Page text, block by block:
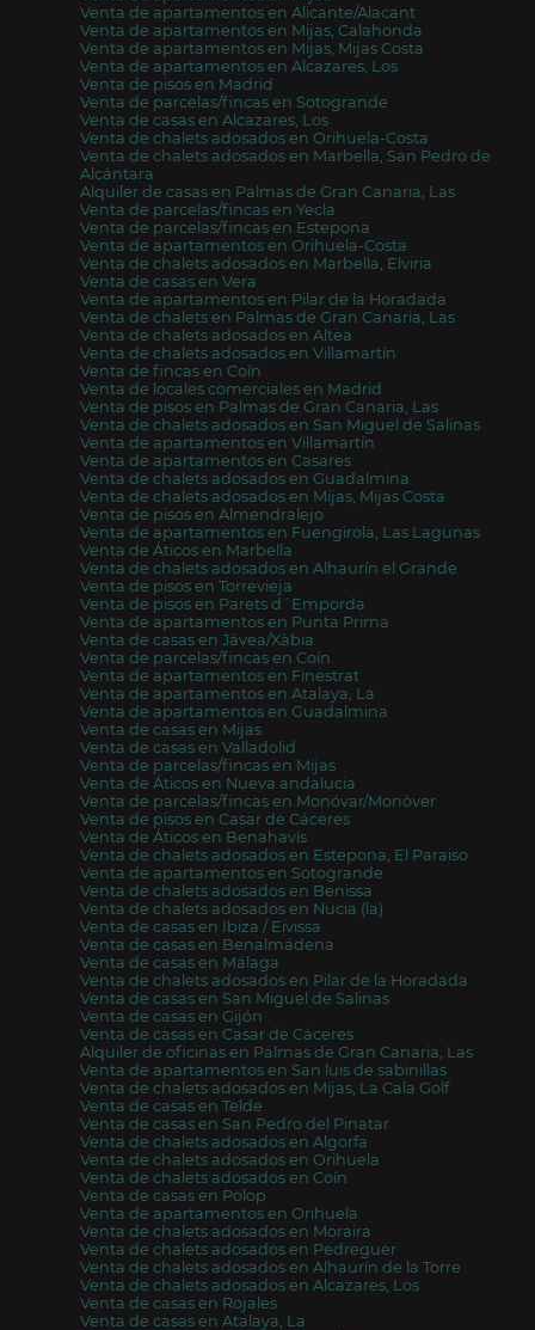
Venta de apartamentos en Alicante/Alacant
Venta de apartamentos en Mijas, Calahonda
Venta de apartamentos en Mijas, Mijas Costa
Venta de apartamentos en Alcazares, Los
Venta de pisos en Madrid
Venta de parcelas/fincas en Sotogrande
Venta de casas en Alcazares, Los
Venta de chalets adosados en Orihuela-Costa
Venta de chalets adosados en Marbella, San Pedro de
Alcántara
Alquiler de casas en Palmas de Gran Canaria, Las
Venta de parcelas/fincas en Yecla
Venta de parcelas/fincas en Estepona
Venta de apartamentos en Orihuela-Costa
Venta de chalets adosados en Marbella, Elviria
Venta de casas en Vera
Venta de apartamentos en Pilar de la Horadada
Venta de chalets en Palmas de Gran Canaria, Las
Venta de chalets adosados en Altea
Venta de chalets adosados en Villamartín
Venta de fincas en Coín
Venta de locales comerciales en Madrid
Venta de pisos en Palmas de Gran Canaria, Las
Venta de chalets adosados en San Miguel de Salinas
Venta de apartamentos en Villamartín
Venta de apartamentos en Casares
Venta de chalets adosados en Guadalmina
Venta de chalets adosados en Mijas, Mijas Costa
Venta de pisos en Almendralejo
Venta de apartamentos en Fuengirola, Las Lagunas
Venta de Áticos en Marbella
Venta de chalets adosados en Alhaurín el Grande
Venta de pisos en Torrevieja
Venta de pisos en Parets d´Emporda
Venta de apartamentos en Punta Prima
Venta de casas en Jávea/Xàbia
Venta de parcelas/fincas en Coín
Venta de apartamentos en Finestrat
Venta de apartamentos en Atalaya, La
Venta de apartamentos en Guadalmina
Venta de casas en Mijas
Venta de casas en Valladolid
Venta de parcelas/fincas en Mijas
Venta de Áticos en Nueva andalucia
Venta de parcelas/fincas en Monóvar/Monòver
Venta de pisos en Casar de Cáceres
Venta de Áticos en Benahavís
Venta de chalets adosados en Estepona, El Paraiso
Venta de apartamentos en Sotogrande
Venta de chalets adosados en Benissa
Venta de chalets adosados en Nucia (la)
Venta de casas en Ibiza / Eivissa
Venta de casas en Benalmádena
Venta de casas en Málaga
Venta de chalets adosados en Pilar de la Horadada
Venta de casas en San Miguel de Salinas
Venta de casas en Gijón
Venta de casas en Casar de Cáceres
Alquiler de oficinas en Palmas de Gran Canaria, Las
Venta de apartamentos en San luis de sabinillas
Venta de chalets adosados en Mijas, La Cala Golf
Venta de casas en Telde
Venta de casas en San Pedro del Pinatar
Venta de chalets adosados en Algorfa
Venta de chalets adosados en Orihuela
Venta de chalets adosados en Coín
Venta de casas en Polop
Venta de apartamentos en Orihuela
Venta de chalets adosados en Moraira
Venta de chalets adosados en Pedreguer
Venta de chalets adosados en Alhaurín de la Torre
Venta de chalets adosados en Alcazares, Los
Venta de casas en Rojales
Venta de casas en Atalaya, La